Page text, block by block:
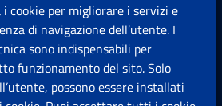
cookie per migliorare i servizi e
di navigazione dell’utente. I
sono indispensabili per
funzionamento del sito. Solo
possono essere installati